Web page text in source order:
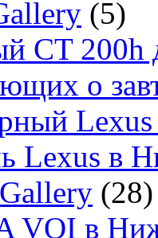
(5)
CT 200h
о
Lexus
Lexus в
(28)
VOI в